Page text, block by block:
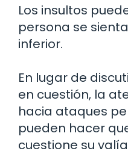
Los insultos
persona se
inferior.
En lugar de
en cuestión, la
hacia ataques
pueden hacer
cuestione su